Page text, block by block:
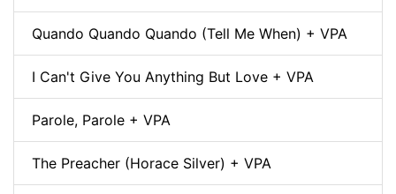
Quando Quando Quando (Tell Me When) + VPA
I Can't Give You Anything But Love + VPA
Parole, Parole + VPA
The Preacher (Horace Silver) + VPA